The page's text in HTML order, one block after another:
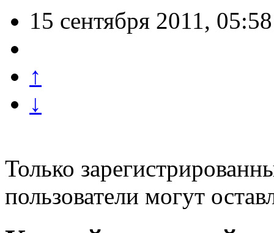
15 сентября 2011, 05:58
↑
↓
Только
пользователи могут